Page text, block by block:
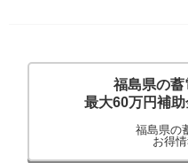
福島県の
最大60万円補
福島県の
お得